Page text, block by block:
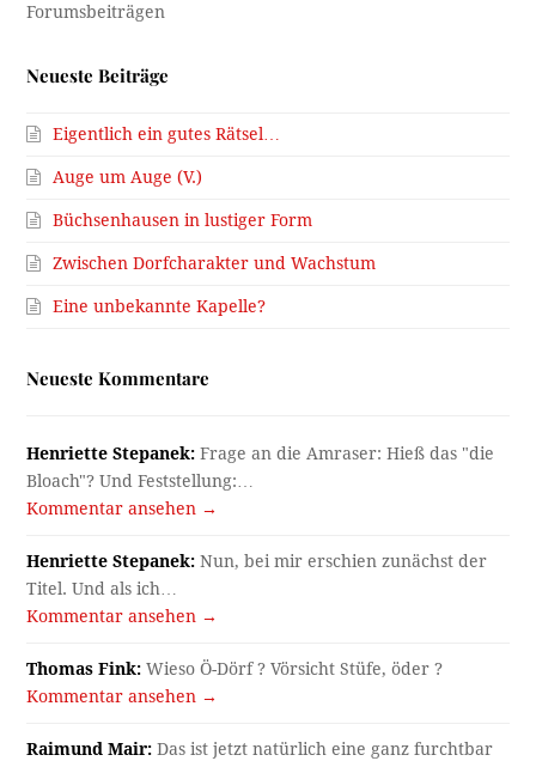
Neueste Beiträge
Eigentlich ein gutes Rätsel…
Auge um Auge (V.)
Büchsenhausen in lustiger Form
Zwischen Dorfcharakter und Wachstum
Eine unbekannte Kapelle?
Neueste Kommentare
Henriette Stepanek: Frage an die Amraser: Hieß das "die
Bloach"? Und Feststellung:…
Kommentar ansehen →
Henriette Stepanek: Nun, bei mir erschien zunächst der
Titel. Und als ich…
Kommentar ansehen →
Thomas Fink: Wieso Ö-Dörf ? Vörsicht Stüfe, öder ?
Kommentar ansehen →
Raimund Mair: Das ist jetzt natürlich eine ganz furchtbar